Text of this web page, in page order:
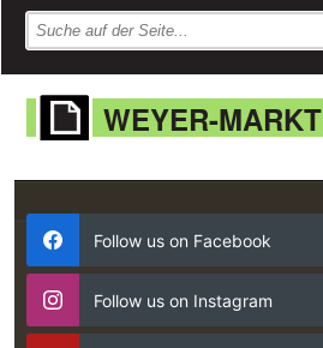
WEYER-MARKT
Follow us on Facebook
Follow us on Instagram